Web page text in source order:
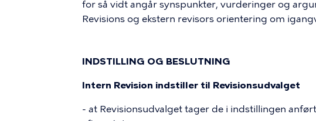
for så vidt angår synspunkter, vurderinger og
Revisions og ekstern revisors orientering om
INDSTILLING OG BESLUTNING
Intern Revision indstiller til Revisionsudvalget
- at Revisionsudvalget tager de i indstillingen